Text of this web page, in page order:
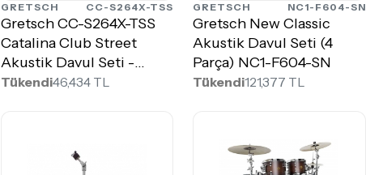
GRETSCH CC-S264X-TSS
Gretsch CC-S264X-TSS
Catalina Club Street
Akustik Davul Seti -
Silver Sparkle
Tükendi46,434 TL
GRETSCH NC1-F604-SN
Gretsch New Classic
Akustik Davul Seti (4
Parça) NC1-F604-SN
Tükendi121,377 TL